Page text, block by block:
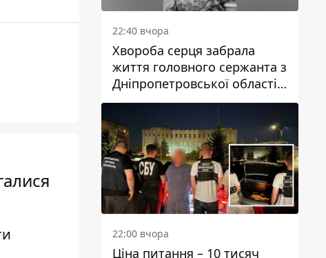
22:40 вчора
Хвороба серця забрала
життя головного сержанта з
Дніпропетровської області
Юрія Свистуна
22:00 вчора
Ціна питання – 10 тисяч